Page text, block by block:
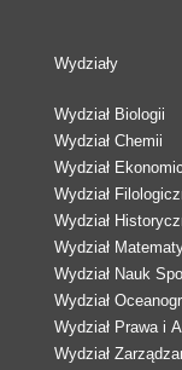
Wydziały
Wydział Biologii
Wydział Chemii
Wydział
Wydział
Wydział
Wydział
Wydział Nauk
Wydział
Wydział Prawa i
Wydział